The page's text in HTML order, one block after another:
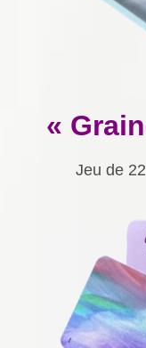
«
Jeu de